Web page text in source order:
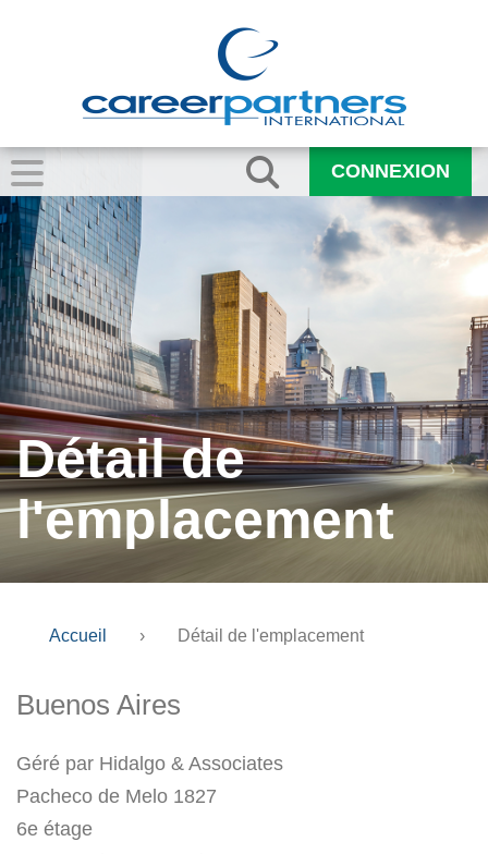
CONNEXION
Détail de
l'emplacement
Accueil › Détail de l'emplacement
Buenos Aires
Géré par Hidalgo & Associates
Pacheco de Melo 1827
6e étage